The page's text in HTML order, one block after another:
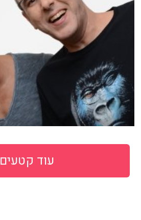
עוד קטעים